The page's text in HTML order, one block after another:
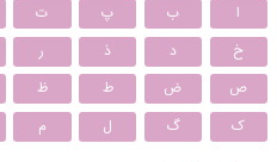
ا ب پ ت
خ
د ذ ر
ص
ض ط ظ
ک
گ ل م